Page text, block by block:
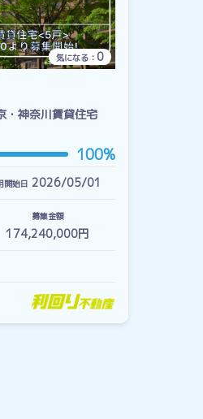
気になる： 0
・神奈川賃貸住宅
100%
開始日 2026/05/01
募集金額
174,240,000円